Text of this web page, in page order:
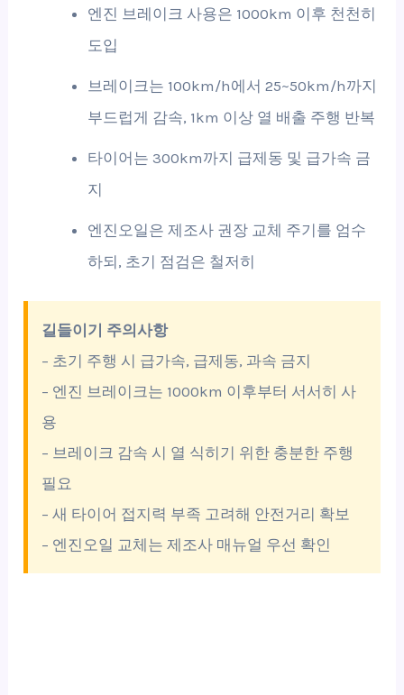
엔진 브레이크 사용은 1000km 이후 천천히
도입
브레이크는 100km/h에서 25~50km/h까지
부드럽게 감속, 1km 이상 열 배출 주행 반복
타이어는 300km까지 급제동 및 급가속 금
지
엔진오일은 제조사 권장 교체 주기를 엄수
하되, 초기 점검은 철저히
길들이기 주의사항
– 초기 주행 시 급가속, 급제동, 과속 금지
– 엔진 브레이크는 1000km 이후부터 서서히 사
용
– 브레이크 감속 시 열 식히기 위한 충분한 주행
필요
– 새 타이어 접지력 부족 고려해 안전거리 확보
– 엔진오일 교체는 제조사 매뉴얼 우선 확인